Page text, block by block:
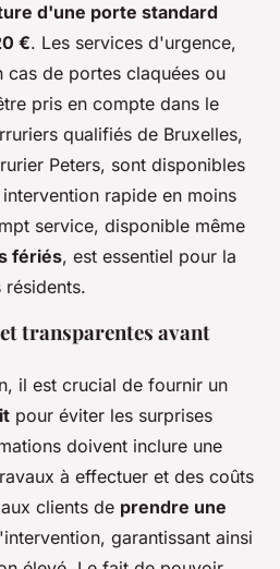
d'une porte standard
€. Les services d'urgence,
cas de portes claquées ou
pris en compte dans le
qualifiés de Bruxelles,
Peters, sont disponibles
rapide en moins
service, disponible même
fériés, est essentiel pour la
transparentes avant
il est crucial de fournir un
pour éviter les surprises
doivent inclure une
à effectuer et des coûts
clients de prendre une
garantissant ainsi